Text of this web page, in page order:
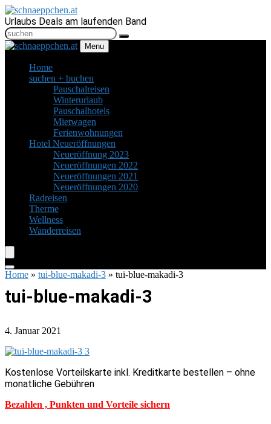
Urlaubs Deals am laufenden Band
Menu
Home
suchen + buchen
Pauschalreisen
Winterurlaub
Pauschalhotels
Mietwagen
Ferienwohnungen
Hotel Neueröffnungen
Neueröffnung 2023
Neueröffnungen 2022
Neueröffnungen 2021
Neueröffnungen 2020
Radreisen
Therme
Wellness
Wanderreisen
Home » tui-blue-makadi-3 » tui-blue-makadi-3
tui-blue-makadi-3
4. Januar 2021
Kostenlose Vorteilskarte inkl. Kreditkarte bestellen – ohne
monatliche Gebühren
Bezahlen , Punkten und Vorteile sichern